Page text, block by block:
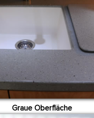
Graue Oberfläche